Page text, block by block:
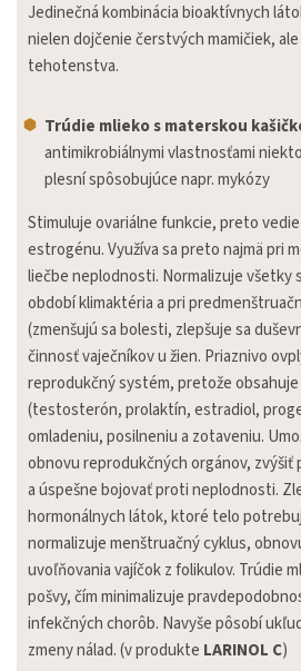
Jedinečná kombinácia bioaktívnych
nielen dojčenie čerstvých mamičiek,
tehotenstva.
Trúdie mlieko s materskou
antimikrobiálnymi vlastnosťami
plesní spôsobujúce napr. mykózy
Stimuluje ovariálne funkcie, preto
estrogénu. Využíva sa preto najmä pri
liečbe neplodnosti. Normalizuje všetky
období klimaktéria a pri
(zmenšujú sa bolesti, zlepšuje sa
činnosť vaječníkov u žien. Priaznivo
reprodukčný systém, pretože
(testosterón, prolaktín, estradiol,
omladeniu, posilneniu a zotaveniu.
obnovu reprodukčných orgánov, zvýšiť
a úspešne bojovať proti neplodnosti.
hormonálnych látok, ktoré telo
normalizuje menštruačný cyklus,
uvoľňovania vajíčok z folikulov. Trúdie
pošvy, čím minimalizuje
infekčných chorôb. Navyše pôsobí
zmeny nálad. (v produkte LARINOL C)